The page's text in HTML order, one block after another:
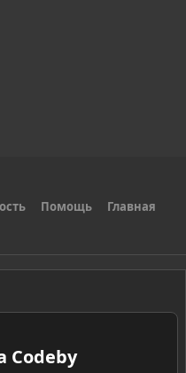
Помощь Главная
Codeby